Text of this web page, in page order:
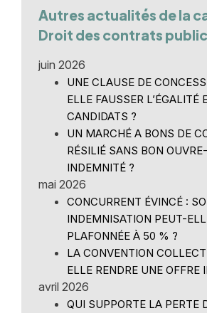
Autres actualités de la
Droit des contrats
juin 2026
UNE CLAUSE DE
ELLE FAUSSER L’ÉGALITÉ
CANDIDATS ?
UN MARCHÉ A BONS DE
RÉSILIÉ SANS BON
INDEMNITÉ ?
mai 2026
CONCURRENT ÉVINCÉ :
INDEMNISATION PEUT-
PLAFONNÉE À 50 % ?
LA CONVENTION
ELLE RENDRE UNE OFFRE
avril 2026
QUI SUPPORTE LA PERTE